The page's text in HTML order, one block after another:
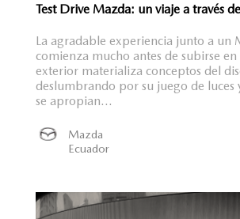
Test Drive Mazda: un viaje a través
La agradable experiencia junto a un
comienza mucho antes de subirse en
exterior materializa conceptos del
deslumbrando por su juego de luces
se apropian...
Mazda
Ecuador